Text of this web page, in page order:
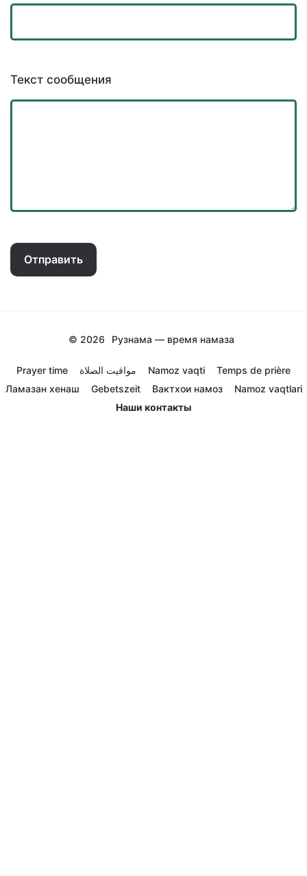
Текст сообщения
Отправить
© 2026 Рузнама — время намаза
Prayer time مواقيت الصلاة Namoz vaqti
Temps de prière
Ламазан хенаш
Gebetszeit Вактхои намоз
Namoz vaqtlari
Наши контакты